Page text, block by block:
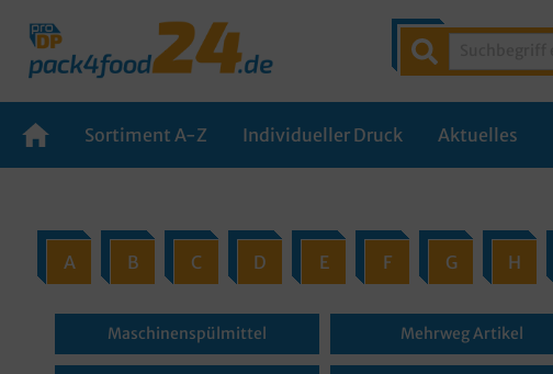
Sortiment A-Z Individueller Druck Aktuelles
A B C D E F G H
Maschinenspülmittel Mehrweg Artikel